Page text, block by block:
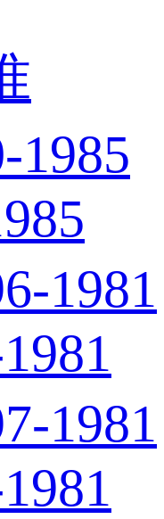
1985
1981
1981